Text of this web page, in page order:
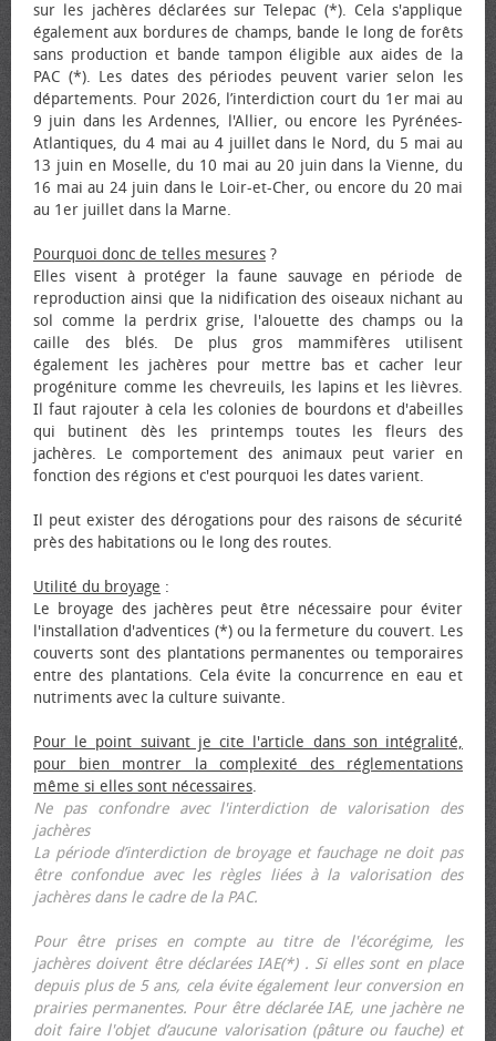
sur les jachères déclarées sur Telepac (*). Cela s'applique
également aux bordures de champs, bande le long de forêts
sans production et bande tampon éligible aux aides de la
PAC (*). Les dates des périodes peuvent varier selon les
départements. Pour 2026, l’interdiction court du 1er mai au
9 juin dans les Ardennes, l'Allier, ou encore les Pyrénées-
Atlantiques, du 4 mai au 4 juillet dans le Nord, du 5 mai au
13 juin en Moselle, du 10 mai au 20 juin dans la Vienne, du
16 mai au 24 juin dans le Loir-et-Cher, ou encore du 20 mai
au 1er juillet dans la Marne.
Pourquoi donc de telles mesures ?
Elles visent à protéger la faune sauvage en période de
reproduction ainsi que la nidification des oiseaux nichant au
sol comme la perdrix grise, l'alouette des champs ou la
caille des blés. De plus gros mammifères utilisent
également les jachères pour mettre bas et cacher leur
progéniture comme les chevreuils, les lapins et les lièvres.
Il faut rajouter à cela les colonies de bourdons et d'abeilles
qui butinent dès les printemps toutes les fleurs des
jachères. Le comportement des animaux peut varier en
fonction des régions et c'est pourquoi les dates varient.
Il peut exister des dérogations pour des raisons de sécurité
près des habitations ou le long des routes.
Utilité du broyage :
Le broyage des jachères peut être nécessaire pour éviter
l'installation d'adventices (*) ou la fermeture du couvert. Les
couverts sont des plantations permanentes ou temporaires
entre des plantations. Cela évite la concurrence en eau et
nutriments avec la culture suivante.
Pour le point suivant je cite l'article dans son intégralité,
pour bien montrer la complexité des réglementations
même si elles sont nécessaires.
Ne pas confondre avec l'interdiction de valorisation des
jachères
La période d’interdiction de broyage et fauchage ne doit pas
être confondue avec les règles liées à la valorisation des
jachères dans le cadre de la PAC.
Pour être prises en compte au titre de l'écorégime, les
jachères doivent être déclarées IAE(*) . Si elles sont en place
depuis plus de 5 ans, cela évite également leur conversion en
prairies permanentes. Pour être déclarée IAE, une jachère ne
doit faire l'objet d’aucune valorisation (pâture ou fauche) et